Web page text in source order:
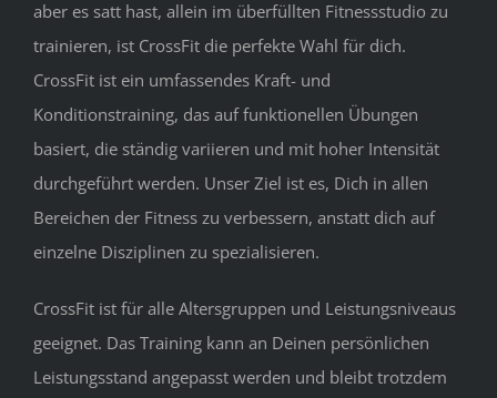
aber es satt hast, allein im überfüllten Fitnessstudio zu
trainieren, ist CrossFit die perfekte Wahl für dich.
CrossFit ist ein umfassendes Kraft- und
Konditionstraining, das auf funktionellen Übungen
basiert, die ständig variieren und mit hoher Intensität
durchgeführt werden. Unser Ziel ist es, Dich in allen
Bereichen der Fitness zu verbessern, anstatt dich auf
einzelne Disziplinen zu spezialisieren.
CrossFit ist für alle Altersgruppen und Leistungsniveaus
geeignet. Das Training kann an Deinen persönlichen
Leistungsstand angepasst werden und bleibt trotzdem